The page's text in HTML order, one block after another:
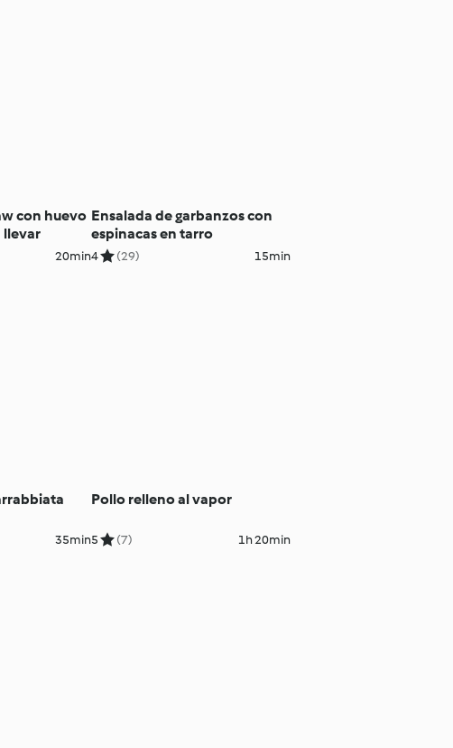
con huevo
llevar
20min
Ensalada de garbanzos con
espinacas en tarro
4 (29) 15min
35min
Pollo relleno al vapor
5 (7) 1h 20min